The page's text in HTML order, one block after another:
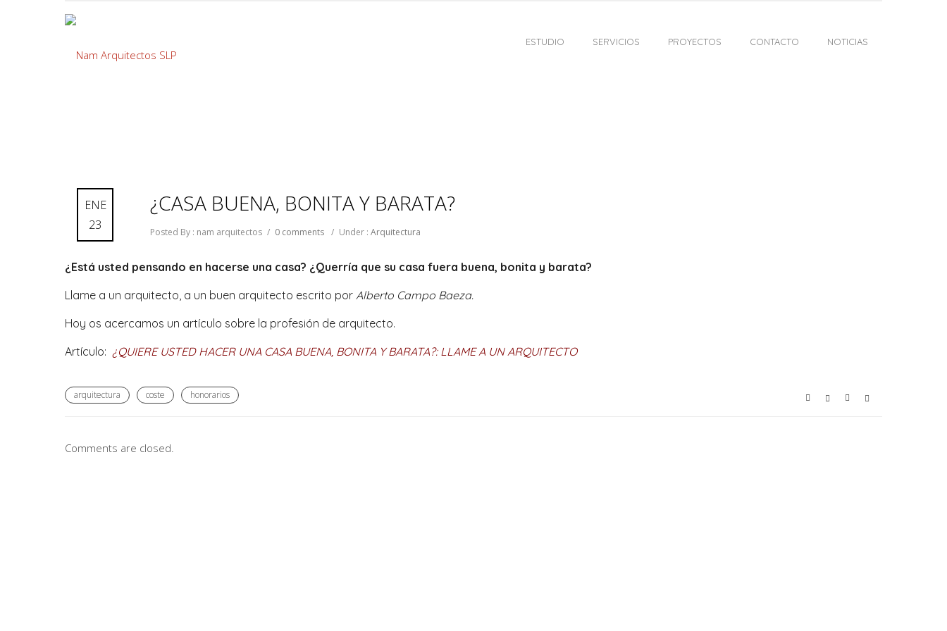
ESTUDIO SERVICIOS PROYECTOS CONTACTO NOTICIAS
ENE
23
¿CASA BUENA, BONITA Y BARATA?
Posted By : nam arquitectos / 0 comments / Under : Arquitectura
¿Está usted pensando en hacerse una casa? ¿Querría que su casa fuera buena, bonita y barata?
Llame a un arquitecto, a un buen arquitecto escrito por Alberto Campo Baeza.
Hoy os acercamos un artículo sobre la profesión de arquitecto.
Artículo: ¿QUIERE USTED HACER UNA CASA BUENA, BONITA Y BARATA?: LLAME A UN ARQUITECTO
arquitectura coste honorarios
Comments are closed.